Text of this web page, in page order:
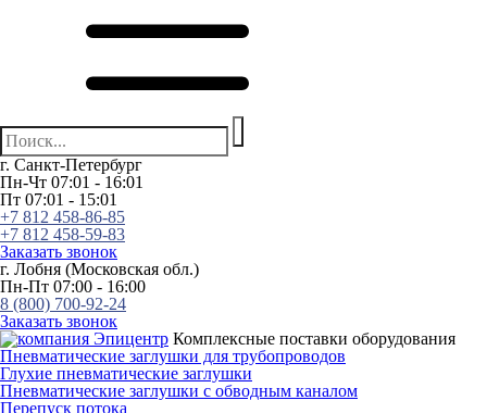
г. Санкт-Петербург
Пн-Чт 07:01 - 16:01
Пт 07:01 - 15:01
+7 812 458-86-85
+7 812 458-59-83
Заказать звонок
г. Лобня (Московская обл.)
Пн-Пт 07:00 - 16:00
8 (800) 700-92-24
Заказать звонок
Комплексные поставки оборудования
Пневматические заглушки для трубопроводов
Глухие пневматические заглушки
Пневматические заглушки с обводным каналом
Перепуск потока